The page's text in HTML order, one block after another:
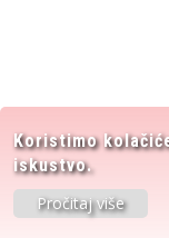
Koristimo
iskustvo.
Pročitaj više